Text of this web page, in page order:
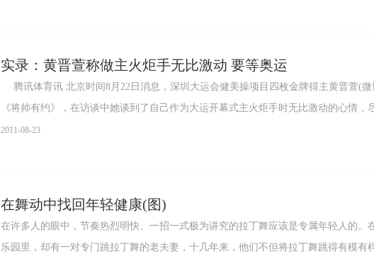
实录：黄晋萱称做主火炬手无比激动 要等奥运
《将帅有约》，在访谈中她谈到了自己作为大运开幕式主火炬手时无比激动的心情，
2011-08-23
在舞动中找回年轻健康(图)
在许多人的眼中，节奏热烈明快、一招一式极为讲究的拉丁舞应该是专属年轻人的。
乐园里，却有一对专门跳拉丁舞的老夫妻，十几年来，他们不但将拉丁舞跳得有模有